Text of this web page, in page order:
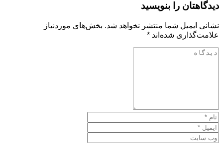
دیدگاهتان را بنویسید
نشانی ایمیل شما منتشر نخواهد شد. بخش‌های موردنیاز
علامت‌گذاری شده‌اند *